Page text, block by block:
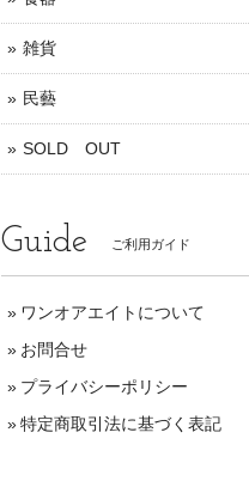
雑貨
民藝
SOLD OUT
Guide ご利用ガイド
ワンオアエイトについて
お問合せ
プライバシーポリシー
特定商取引法に基づく表記